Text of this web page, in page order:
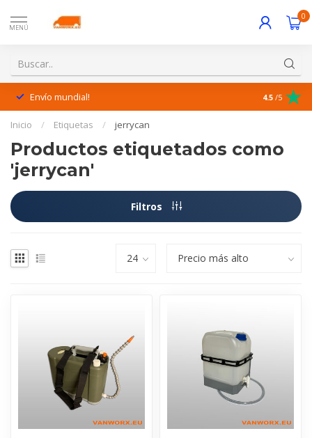
MENÚ
0
Envío mundial! ¡Excelente
4.5 /5
Inicio / Etiquetas / jerrycan
Productos etiquetados como
'jerrycan'
Filtros